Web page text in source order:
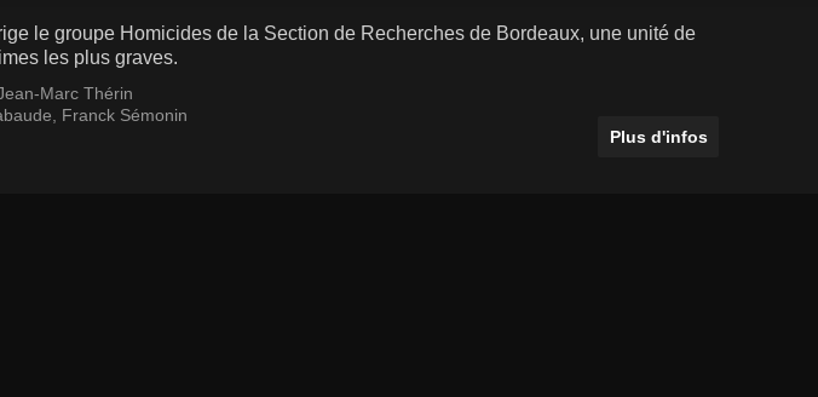
le groupe Homicides de la Section de Recherches de Bordeaux, une unité de
les plus graves.
Marc Thérin
Franck Sémonin
Plus d'infos